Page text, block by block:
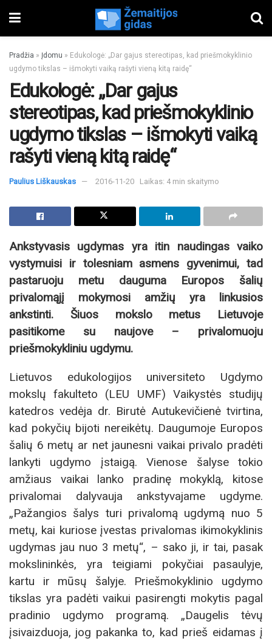
Pradžia » Įdomu » Edukologė: „Dar gajus stereotipas, kad priešmokyklinio
ugdymo tikslas – išmokyti vaiką rašyti vieną kitą raidę“
Edukologė: „Dar gajus
stereotipas, kad priešmokyklinio
ugdymo tikslas – išmokyti vaiką
rašyti vieną kitą raidę“
Paulius Liškauskas 2016-11-20 Laikas: 4 min skaitymo
Ankstyvasis ugdymas yra itin naudingas vaiko
vystymuisi ir tolesniam asmens gyvenimui, tad
pastaruoju metu dauguma Europos šalių
privalomąjį mokymosi amžių yra linkusios
ankstinti. Šiuos mokslo metus Lietuvoje
pasitikome su naujove – privalomuoju
priešmokykliniu ugdymu.
Lietuvos edukologijos universiteto Ugdymo
mokslų fakulteto (LEU UMF) Vaikystės studijų
katedros vedėja dr. Birutė Autukevičienė tvirtina,
kad pokyčių bijoti nereikėtų. Daugumoje Europos
šalių 6 metų ar net jaunesni vaikai privalo pradėti
lankyti ugdymo įstaigą. Vienose šalyse tokio
amžiaus vaikai lanko pradinę mokyklą, kitose
privalomai dalyvauja ankstyvajame ugdyme.
„Pažangios šalys turi privalomą ugdymą nuo 5
metų, kai kuriose įvestas privalomas ikimokyklinis
ugdymas jau nuo 3 metų“, – sako ji, ir tai, pasak
mokslininkės, yra teigiami pokyčiai pasaulyje,
kartu ir mūsų šalyje. Priešmokyklinio ugdymo
tikslas yra padėti vaikui pasirengti mokytis pagal
pradinio ugdymo programą. „Daugelis tėvų
įsivaizduoja, jog pakanka to, kad prieš eidamas į